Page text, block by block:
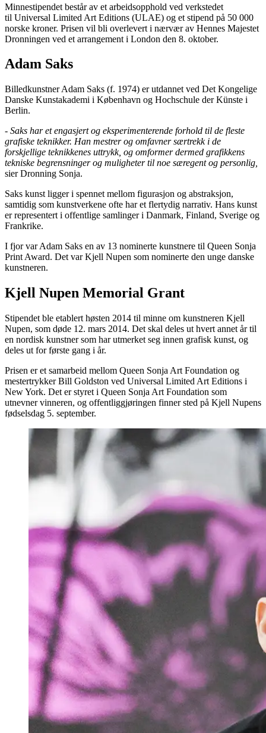
Minnestipendet består av et arbeidsopphold ved verkstedet
til Universal Limited Art Editions (ULAE) og et stipend på 50 000
norske kroner. Prisen vil bli overlevert i nærvær av Hennes Majestet
Dronningen ved et arrangement i London den 8. oktober.
Adam Saks
Billedkunstner Adam Saks (f. 1974) er utdannet ved Det Kongelige
Danske Kunstakademi i København og Hochschule der Künste i
Berlin.
- Saks har et engasjert og eksperimenterende forhold til de fleste
grafiske teknikker. Han mestrer og omfavner særtrekk i de
forskjellige teknikkenes uttrykk, og omformer dermed grafikkens
tekniske begrensninger og muligheter til noe særegent og personlig,
sier Dronning Sonja.
Saks kunst ligger i spennet mellom figurasjon og abstraksjon,
samtidig som kunstverkene ofte har et flertydig narrativ. Hans kunst
er representert i offentlige samlinger i Danmark, Finland, Sverige og
Frankrike.
I fjor var Adam Saks en av 13 nominerte kunstnere til Queen Sonja
Print Award. Det var Kjell Nupen som nominerte den unge danske
kunstneren.
Kjell Nupen Memorial Grant
Stipendet ble etablert høsten 2014 til minne om kunstneren Kjell
Nupen, som døde 12. mars 2014. Det skal deles ut hvert annet år til
en nordisk kunstner som har utmerket seg innen grafisk kunst, og
deles ut for første gang i år.
Prisen er et samarbeid mellom Queen Sonja Art Foundation og
mestertrykker Bill Goldston ved Universal Limited Art Editions i
New York. Det er styret i Queen Sonja Art Foundation som
utnevner vinneren, og offentliggjøringen finner sted på Kjell Nupens
fødselsdag 5. september.